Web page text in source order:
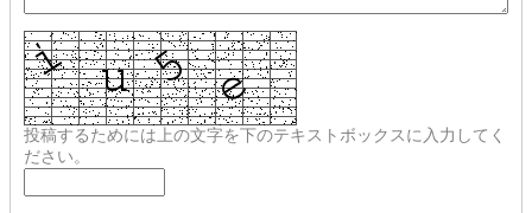
投稿するためには上の文字を下のテキストボックスに入力してく
ださい。